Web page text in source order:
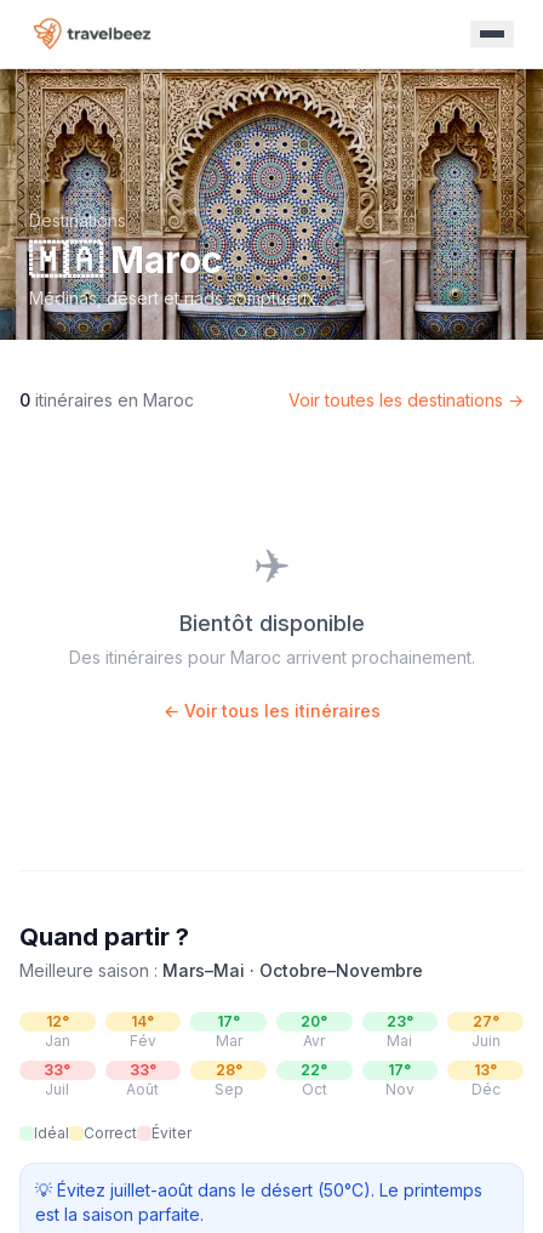
Destinations
🇲🇦Maroc
Médinas, désert et riads somptueux.
0 itinéraires en Maroc Voir toutes les destinations →
✈️
Bientôt disponible
Des itinéraires pour Maroc arrivent prochainement.
← Voir tous les itinéraires
Quand partir ?
Meilleure saison : Mars–Mai · Octobre–Novembre
12°
Jan
14°
Fév
17°
Mar
20°
Avr
23°
Mai
27°
Juin
33°
Juil
33°
Août
28°
Sep
22°
Oct
17°
Nov
13°
Déc
Idéal Correct Éviter
💡 Évitez juillet-août dans le désert (50°C). Le printemps
est la saison parfaite.